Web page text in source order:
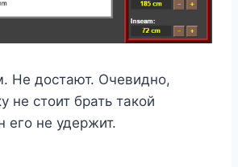
Не достают. Очевидно,
не стоит брать такой
его не удержит.